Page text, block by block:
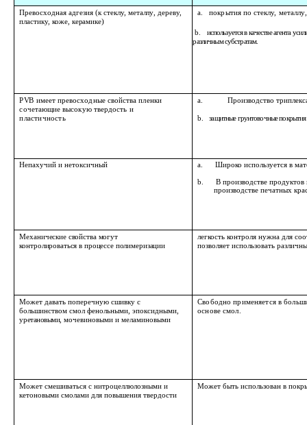
Превосходная адгезия (к стеклу, металлу , дереву,
пластику,коже, керамике)
a. покрытия по стеклу, металлу
b.
используется в качестве агента
различным субстратам.
PVB имеет превосходные свойства пленки
сочетающие высокую твердость и
пластичность
a. Производство
b. защитные грунтовочные покрытия
Непахучий и нетоксичный a. Широко используется в
b. В производстве продуктов
производстве печатных
Механические свойства могут
контролироваться в процессе полимеризации
легкость контроля нужна для
позволяет использовать
Может давать поперечную сшивку с
большинством смол фенольными, эпоксидными
уретановыми, мочевиновыми и меламиновыми
Свободно применяется в
основе смол
Может смешиваться с нитроцеллюлозными и
кетоновыми смолами для повышения твердости
Может быть использован в